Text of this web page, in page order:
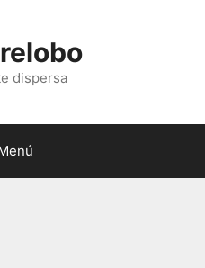
dispersa